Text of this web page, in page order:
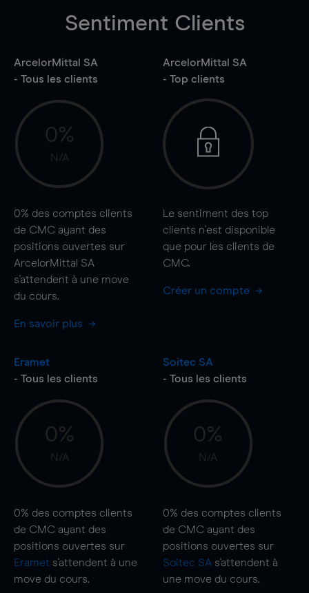
Sentiment Clients
ArcelorMittal SA
- Tous les clients
0%
N/A
0% des comptes clients
de CMC ayant des
positions ouvertes sur
ArcelorMittal SA
s'attendent à une move
du cours.
En savoir plus
ArcelorMittal SA
- Top clients
Le sentiment des top
clients n'est disponible
que pour les clients de
CMC.
Créer un compte
Eramet
- Tous les clients
0%
N/A
0% des comptes clients
de CMC ayant des
positions ouvertes sur
Eramet s'attendent à une
move du cours.
Soitec SA
- Tous les clients
0%
N/A
0% des comptes clients
de CMC ayant des
positions ouvertes sur
Soitec SA s'attendent à
une move du cours.